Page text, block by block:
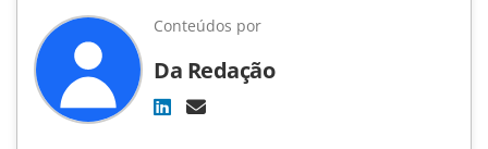
Conteúdos por
Da Redação